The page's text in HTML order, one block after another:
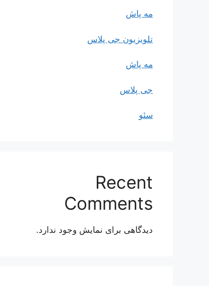
مه پاش
تلویزیون جی پلاس
مه پاش
جی پلاس
سئو
Recent
Comments
دیدگاهی برای نمایش وجود ندارد.